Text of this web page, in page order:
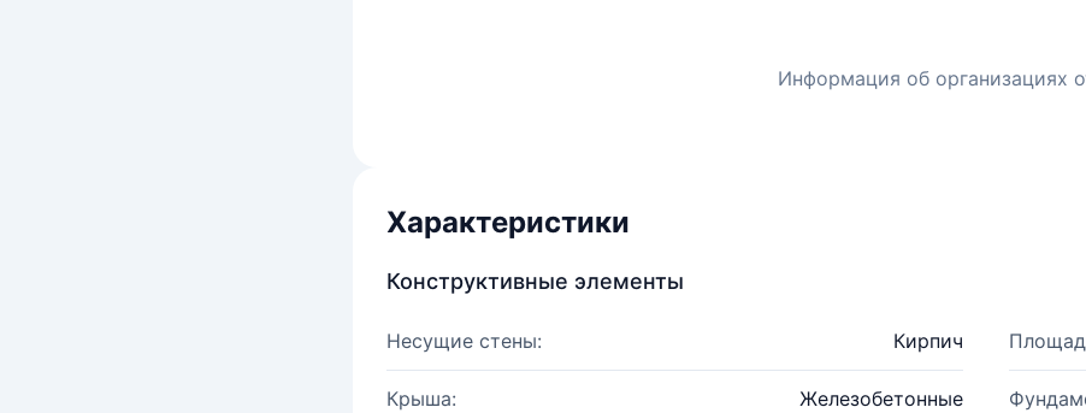
Информация об организациях
Характеристики
Конструктивные элементы
Несущие стены: Кирпич
Крыша: Железобетонные